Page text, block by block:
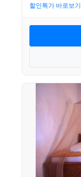
할인특가 바로보기